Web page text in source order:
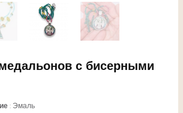
с бисерными
Эмаль